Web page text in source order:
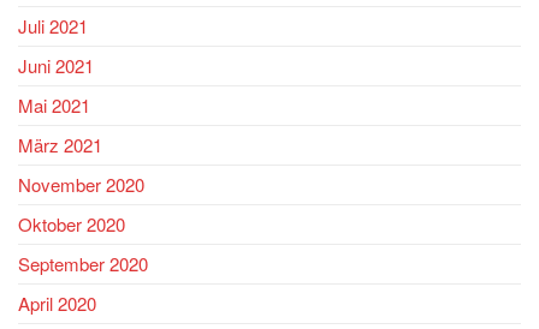
Juli 2021
Juni 2021
Mai 2021
März 2021
November 2020
Oktober 2020
September 2020
April 2020